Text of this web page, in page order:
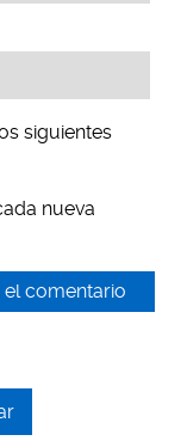
siguientes
nueva